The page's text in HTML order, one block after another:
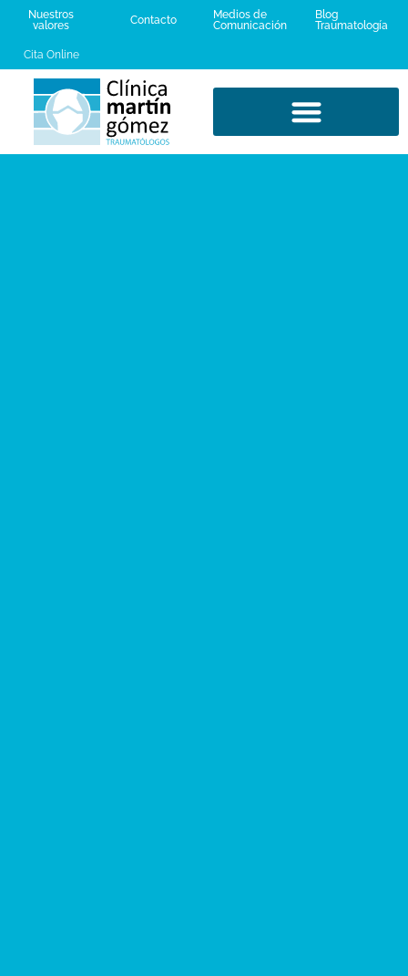
Nuestros
valores
Contacto
Medios de
Comunicación
Blog
Traumatología
Cita Online